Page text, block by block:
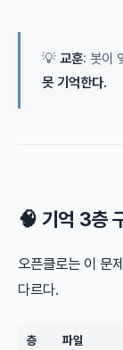
💡 교훈: 봇이
못 기억한다.
🧠 기억 3층
오픈클로는 이 문
다르다.
층 파일